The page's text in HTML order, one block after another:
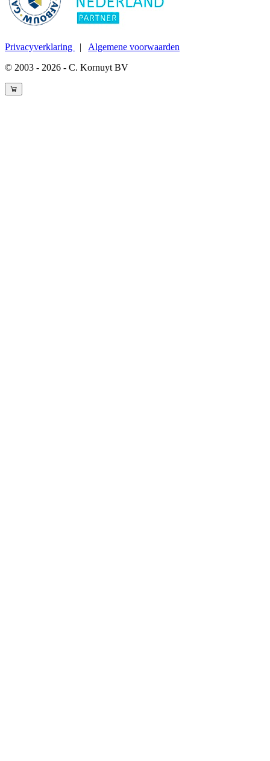
Privacyverklaring | Algemene voorwaarden
© 2003 - 2026 - C. Kornuyt BV